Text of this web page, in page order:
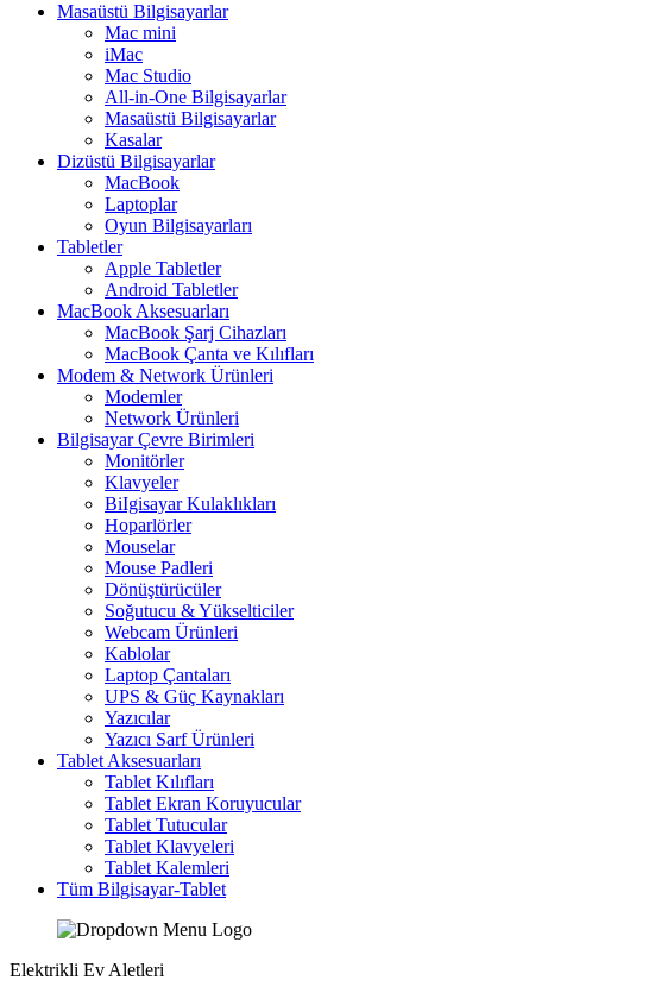
Masaüstü Bilgisayarlar
Mac mini
iMac
Mac Studio
All-in-One Bilgisayarlar
Masaüstü Bilgisayarlar
Kasalar
Dizüstü Bilgisayarlar
MacBook
Laptoplar
Oyun Bilgisayarları
Tabletler
Apple Tabletler
Android Tabletler
MacBook Aksesuarları
MacBook Şarj Cihazları
MacBook Çanta ve Kılıfları
Modem & Network Ürünleri
Modemler
Network Ürünleri
Bilgisayar Çevre Birimleri
Monitörler
Klavyeler
BiIgisayar Kulaklıkları
Hoparlörler
Mouselar
Mouse Padleri
Dönüştürücüler
Soğutucu & Yükselticiler
Webcam Ürünleri
Kablolar
Laptop Çantaları
UPS & Güç Kaynakları
Yazıcılar
Yazıcı Sarf Ürünleri
Tablet Aksesuarları
Tablet Kılıfları
Tablet Ekran Koruyucular
Tablet Tutucular
Tablet Klavyeleri
Tablet Kalemleri
Tüm Bilgisayar-Tablet
Elektrikli Ev Aletleri